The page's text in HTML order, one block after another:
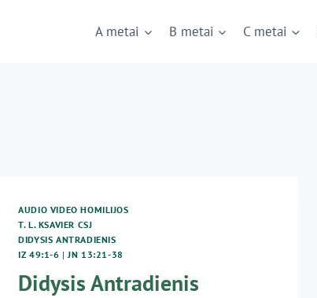
A metai B metai C metai
AUDIO VIDEO HOMILIJOS
T. L. KSAVIER CSJ
DIDYSIS ANTRADIENIS
IZ 49:1-6 |JN 13:21-38
Didysis Antradienis